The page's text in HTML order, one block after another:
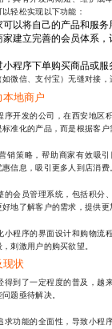
轻松实现以下功能：
以将自己的产品和服
家建立完善的会员体系
程序下单购买商品或
微信、支付宝）无缝对接
本地商户
序开发的公司，在西安地区
准化的产品，而是根据客户
销策略，帮助商家有效吸
信息，吸引更多人到店消费
的会员管理系统，包括积分
地了解客户的需求，提供
小程序的界面设计和购物流
刺激用户的购买欲望。
现状
得到了一定程度的普及，越
题亟待解决。
求功能的全面性，导致小程